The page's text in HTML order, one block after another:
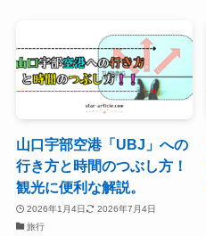
山口宇部空港「UBJ」への
行き方と時間のつぶし方！
観光に便利な解説。
2026年1月4日
2026年7月4日
旅行